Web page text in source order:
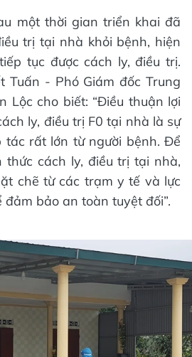
một thời gian triển khai đã
trị tại nhà khỏi bệnh, hiện
tục được cách ly, điều trị.
Tuấn - Phó Giám đốc Trung
Lộc cho biết: “Điều thuận lợi
ly, điều trị F0 tại nhà là sự
rất lớn từ người bệnh. Để
thức cách ly, điều trị tại nhà,
chẽ từ các trạm y tế và lực
bảo an toàn tuyệt đối”.